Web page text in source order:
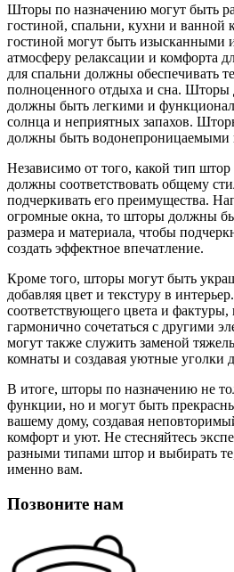
Шторы по назначению могут быть
гостиной, спальни, кухни и
гостиной могут быть изысканными
атмосферу релаксации и комфорта
для спальни должны обеспечивать
полноценного отдыха и сна. Шторы
должны быть легкими и
солнца и неприятных запахов.
должны быть водонепроницаемыми
Независимо от того, какой тип
должны соответствовать общему
подчеркивать его преимущества.
огромные окна, то шторы должны
размера и материала, чтобы
создать эффектное впечатление.
Кроме того, шторы могут быть
добавляя цвет и текстуру в
соответствующего цвета и фактуры,
гармонично сочетаться с другими
могут также служить заменой
комнаты и создавая уютные уголки
В итоге, шторы по назначению не
функции, но и могут быть
вашему дому, создавая
комфорт и уют. Не стесняйтесь
разными типами штор и выбирать
именно вам.
Позвоните нам